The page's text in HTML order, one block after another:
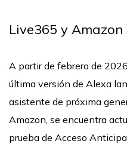
Live365 y
A partir de febrero de
última versión de Alexa
asistente de próxima
Amazon, se encuentra
prueba de Acceso